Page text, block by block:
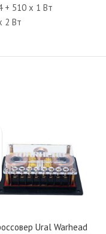
+ 510 x 1 Вт
2 Вт
Ural Warhead